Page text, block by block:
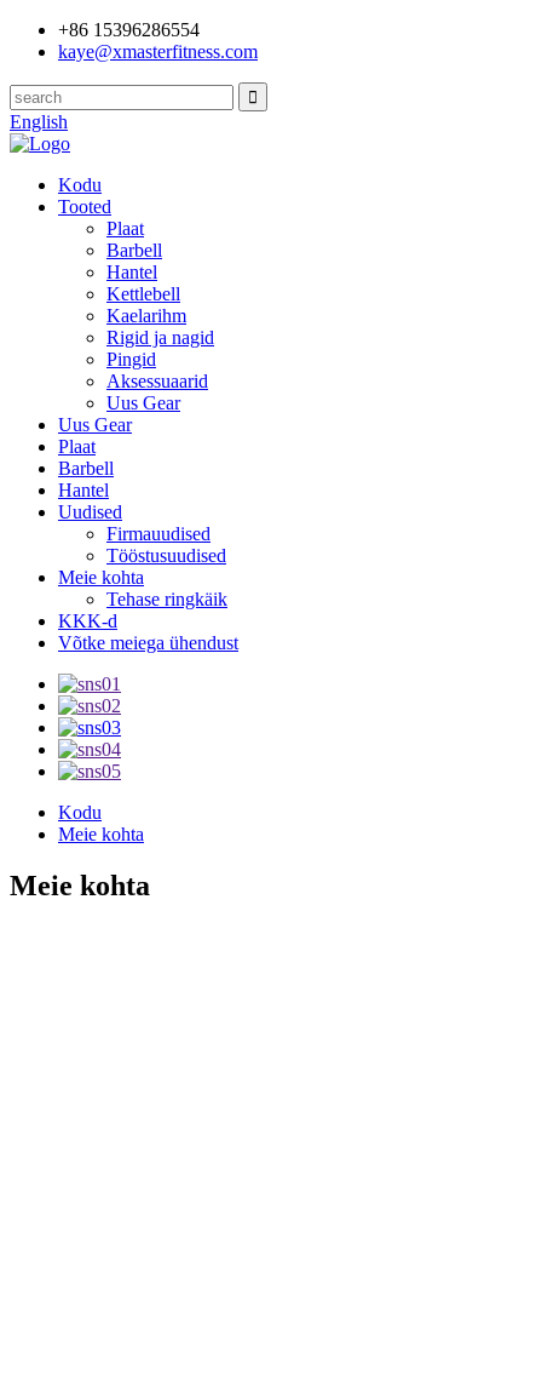
+86 15396286554
kaye@xmasterfitness.com
English
Kodu
Tooted
Plaat
Barbell
Hantel
Kettlebell
Kaelarihm
Rigid ja nagid
Pingid
Aksessuaarid
Uus Gear
Uus Gear
Plaat
Barbell
Hantel
Uudised
Firmauudised
Tööstusuudised
Meie kohta
Tehase ringkäik
KKK-d
Võtke meiega ühendust
Kodu
Meie kohta
Meie kohta